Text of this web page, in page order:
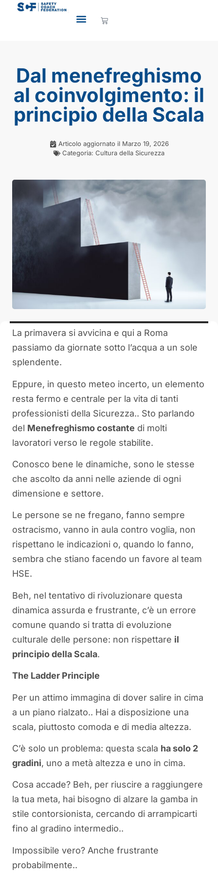
Dal menefreghismo
al coinvolgimento: il
principio della Scala
Articolo aggiornato il Marzo 19, 2026
Categoria: Cultura della Sicurezza
La primavera si avvicina e qui a Roma
passiamo da giornate sotto l’acqua a un sole
splendente.
Eppure, in questo meteo incerto, un elemento
resta fermo e centrale per la vita di tanti
professionisti della Sicurezza.. Sto parlando
del Menefreghismo costante di molti
lavoratori verso le regole stabilite.
Conosco bene le dinamiche, sono le stesse
che ascolto da anni nelle aziende di ogni
dimensione e settore.
Le persone se ne fregano, fanno sempre
ostracismo, vanno in aula contro voglia, non
rispettano le indicazioni o, quando lo fanno,
sembra che stiano facendo un favore al team
HSE.
Beh, nel tentativo di rivoluzionare questa
dinamica assurda e frustrante, c’è un errore
comune quando si tratta di evoluzione
culturale delle persone: non rispettare il
principio della Scala.
The Ladder Principle
Per un attimo immagina di dover salire in cima
a un piano rialzato.. Hai a disposizione una
scala, piuttosto comoda e di media altezza.
C’è solo un problema: questa scala ha solo 2
gradini, uno a metà altezza e uno in cima.
Cosa accade? Beh, per riuscire a raggiungere
la tua meta, hai bisogno di alzare la gamba in
stile contorsionista, cercando di arrampicarti
fino al gradino intermedio..
Impossibile vero? Anche frustrante
probabilmente..